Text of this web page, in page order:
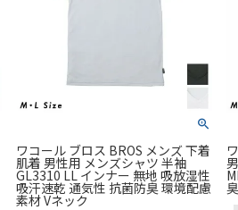
ワコール ブロス BROS メンズ 下着
肌着 男性用 メンズシャツ 半袖
GL3310 LL インナー 無地 吸放湿性
吸汗速乾 通気性 抗菌防臭 環境配慮
素材 Vネック